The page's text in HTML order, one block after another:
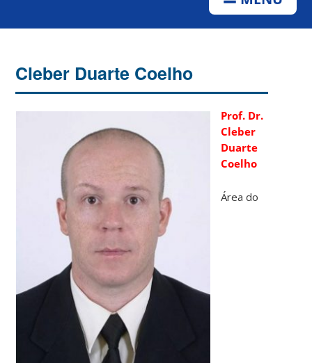
Cleber Duarte Coelho
Prof. Dr.
Cleber
Duarte
Coelho
Área do